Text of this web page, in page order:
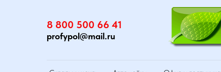
8 800 500 66 41
profypol@mail.ru